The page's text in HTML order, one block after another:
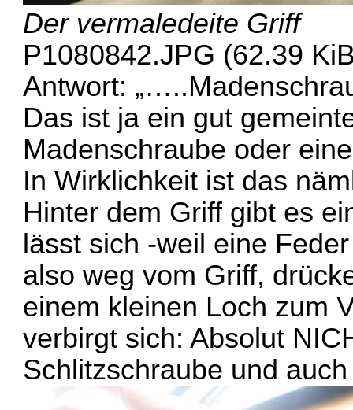
Der vermaledeite Griff
P1080842.JPG (62.39
Antwort:
Das ist ja ein gut
Madenschraube oder
In Wirklichkeit ist das
Hinter dem Griff gibt es
lässt sich -weil eine
also weg vom Griff,
einem kleinen Loch zum
verbirgt sich: Absolut
Schlitzschraube und